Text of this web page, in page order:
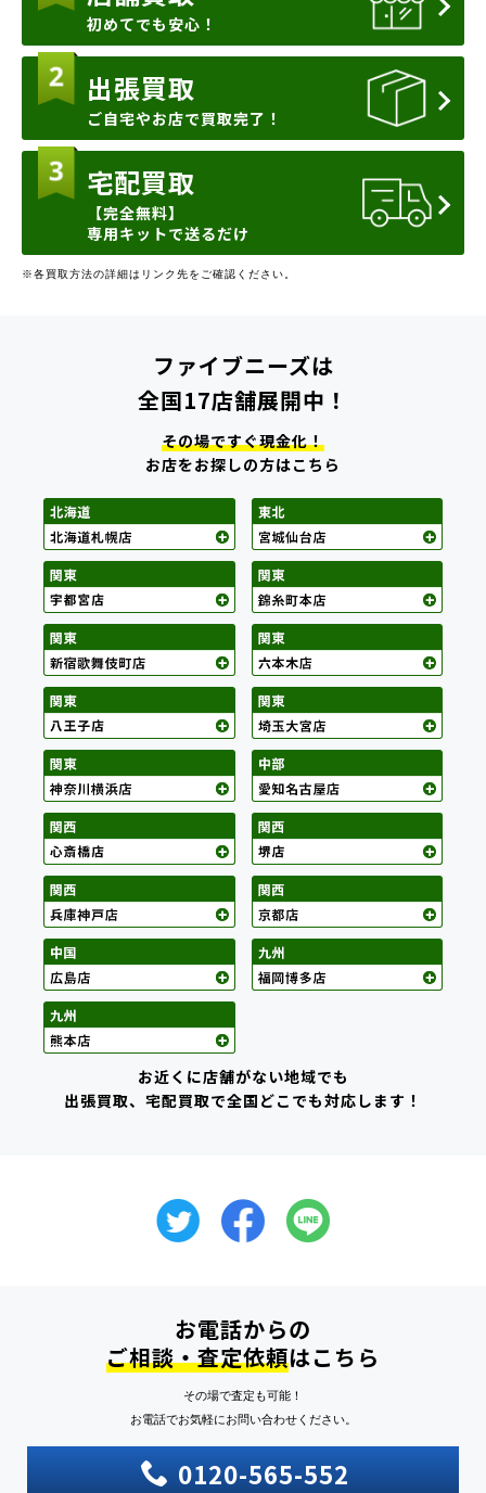
初めてでも安心！
出張買取
ご自宅やお店で買取完了！
宅配買取
【完全無料】
専用キットで送るだけ
※各買取方法の詳細はリンク先をご確認ください。
ファイブニーズは
全国17店舗展開中！
その場ですぐ現金化！
お店をお探しの方はこちら
お近くに店舗がない地域でも
出張買取、宅配買取で全国どこでも対応します！
お電話からの
ご相談・査定依頼はこちら
その場で査定も可能！
お電話でお気軽にお問い合わせください。
0120-565-552